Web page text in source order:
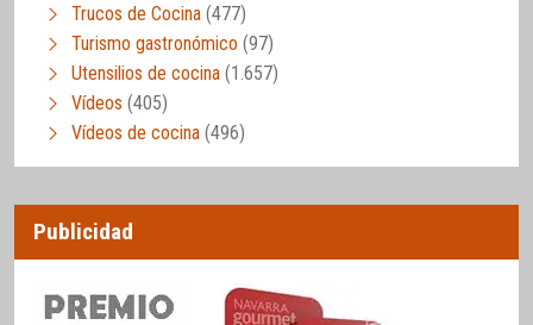
Trucos de Cocina (477)
Turismo gastronómico (97)
Utensilios de cocina (1.657)
Vídeos (405)
Vídeos de cocina (496)
Publicidad